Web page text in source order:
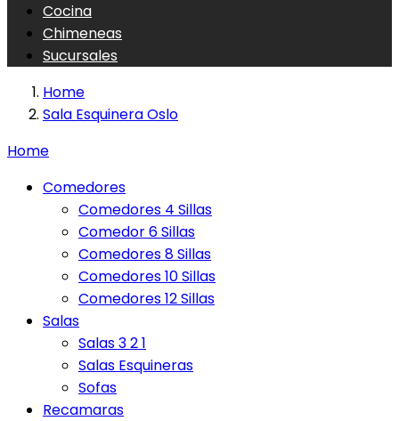
Cocina
Chimeneas
Sucursales
Home
Sala Esquinera Oslo
Home
Comedores
Comedores 4 Sillas
Comedor 6 Sillas
Comedores 8 Sillas
Comedores 10 Sillas
Comedores 12 Sillas
Salas
Salas 3 2 1
Salas Esquineras
Sofas
Recamaras